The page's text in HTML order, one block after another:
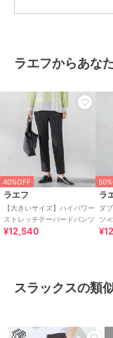
イズは商品情報の実寸
関連ワード：la.f… ラ
ーマル モード マニッ
ブランド
ショップ
性別タイプ
ラエフからあな
40%OFF
ラエフ
【大きいサイズ】ハイパワー
ストレッチテーパードパンツ
¥12,540
ラ
ダ
ツ≪
スラックスの類